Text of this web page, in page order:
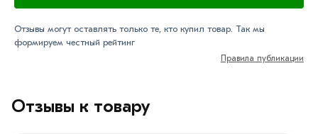
Отзывы к товару
Отзывы могут оставлять только те, кто купил товар. Так мы
формируем честный рейтинг
Правила публикации